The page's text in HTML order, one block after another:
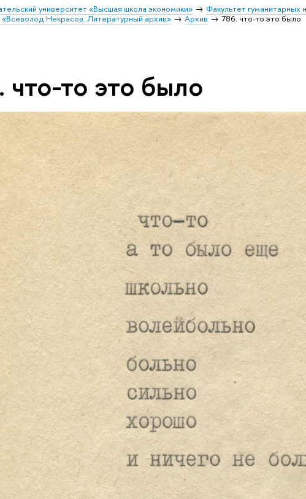
университет «Высшая школа экономики» Факультет гуманитарных
Некрасов. Литературный архив» Архив 786. что-то это было
что-то это было